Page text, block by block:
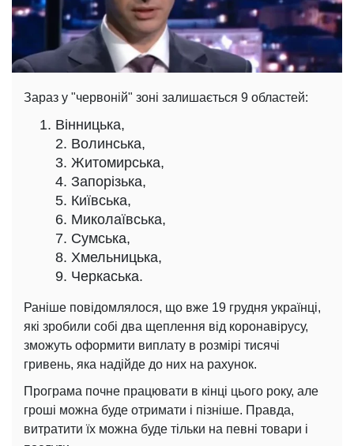
Зараз у "червоній" зоні залишається 9 областей:
Вінницька,
2. Волинська,
3. Житомирська,
4. Запорізька,
5. Київська,
6. Миколаївська,
7. Сумська,
8. Хмельницька,
9. Черкаська.
Раніше повідомлялося, що вже 19 грудня українці,
які зробили собі два щеплення від коронавірусу,
зможуть оформити виплату в розмірі тисячі
гривень, яка надійде до них на рахунок.
Програма почне працювати в кінці цього року, але
гроші можна буде отримати і пізніше. Правда,
витратити їх можна буде тільки на певні товари і